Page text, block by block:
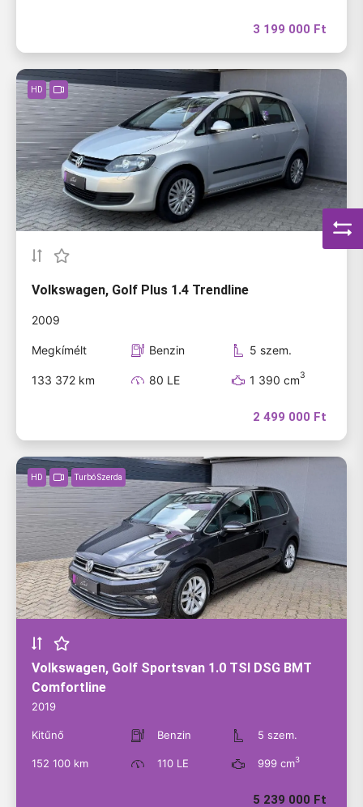
3 199 000 Ft
HD
Volkswagen, Golf Plus 1.4 Trendline
2009
Megkímélt
133 372 km
Benzin
80 LE
5 szem.
1 390 cm3
2 499 000 Ft
HD Turbó Szerda
Volkswagen, Golf Sportsvan 1.0 TSI DSG BMT
Comfortline
2019
Kitűnő
152 100 km
Benzin
110 LE
5 szem.
999 cm3
5 239 000 Ft